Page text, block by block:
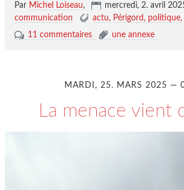
Par Michel Loiseau, mercredi, 2. avril
communication
actu Périgord politique
11 commentaires
une annexe
MARDI, 25. MARS 2025 —
La menace vient